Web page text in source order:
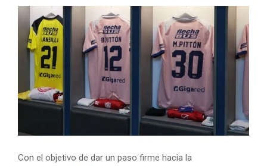
Con el objetivo de dar un paso firme hacia la